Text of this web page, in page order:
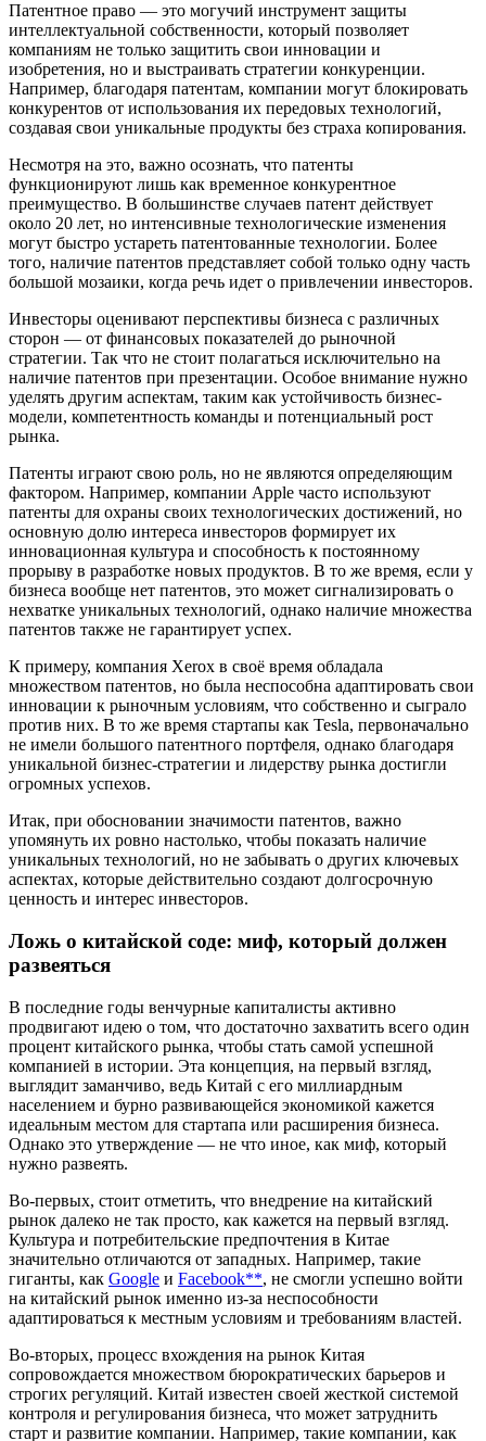
Патентное право — это могучий инструмент защиты
интеллектуальной собственности, который позволяет
компаниям не только защитить свои инновации и
изобретения, но и выстраивать стратегии конкуренции.
Например, благодаря патентам, компании могут блокировать
конкурентов от использования их передовых технологий,
создавая свои уникальные продукты без страха копирования.
Несмотря на это, важно осознать, что патенты
функционируют лишь как временное конкурентное
преимущество. В большинстве случаев патент действует
около 20 лет, но интенсивные технологические изменения
могут быстро устареть патентованные технологии. Более
того, наличие патентов представляет собой только одну часть
большой мозаики, когда речь идет о привлечении инвесторов.
Инвесторы оценивают перспективы бизнеса с различных
сторон — от финансовых показателей до рыночной
стратегии. Так что не стоит полагаться исключительно на
наличие патентов при презентации. Особое внимание нужно
уделять другим аспектам, таким как устойчивость бизнес-
модели, компетентность команды и потенциальный рост
рынка.
Патенты играют свою роль, но не являются определяющим
фактором. Например, компании Apple часто используют
патенты для охраны своих технологических достижений, но
основную долю интереса инвесторов формирует их
инновационная культура и способность к постоянному
прорыву в разработке новых продуктов. В то же время, если у
бизнеса вообще нет патентов, это может сигнализировать о
нехватке уникальных технологий, однако наличие множества
патентов также не гарантирует успех.
К примеру, компания Xerox в своё время обладала
множеством патентов, но была неспособна адаптировать свои
инновации к рыночным условиям, что собственно и сыграло
против них. В то же время стартапы как Tesla, первоначально
не имели большого патентного портфеля, однако благодаря
уникальной бизнес-стратегии и лидерству рынка достигли
огромных успехов.
Итак, при обосновании значимости патентов, важно
упомянуть их ровно настолько, чтобы показать наличие
уникальных технологий, но не забывать о других ключевых
аспектах, которые действительно создают долгосрочную
ценность и интерес инвесторов.
Ложь о китайской соде: миф, который должен
развеяться
В последние годы венчурные капиталисты активно
продвигают идею о том, что достаточно захватить всего один
процент китайского рынка, чтобы стать самой успешной
компанией в истории. Эта концепция, на первый взгляд,
выглядит заманчиво, ведь Китай с его миллиардным
населением и бурно развивающейся экономикой кажется
идеальным местом для стартапа или расширения бизнеса.
Однако это утверждение — не что иное, как миф, который
нужно развеять.
Во-первых, стоит отметить, что внедрение на китайский
рынок далеко не так просто, как кажется на первый взгляд.
Культура и потребительские предпочтения в Китае
значительно отличаются от западных. Например, такие
гиганты, как Google и Facebook**, не смогли успешно войти
на китайский рынок именно из-за неспособности
адаптироваться к местным условиям и требованиям властей.
Во-вторых, процесс вхождения на рынок Китая
сопровождается множеством бюрократических барьеров и
строгих регуляций. Китай известен своей жесткой системой
контроля и регулирования бизнеса, что может затруднить
старт и развитие компании. Например, такие компании, как